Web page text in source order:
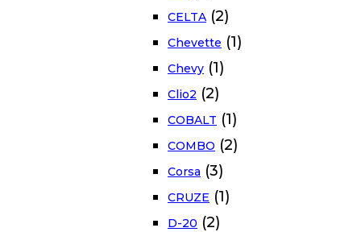
CELTA (2)
Chevette (1)
Chevy (1)
Clio2 (2)
COBALT (1)
COMBO (2)
Corsa (3)
CRUZE (1)
D-20 (2)